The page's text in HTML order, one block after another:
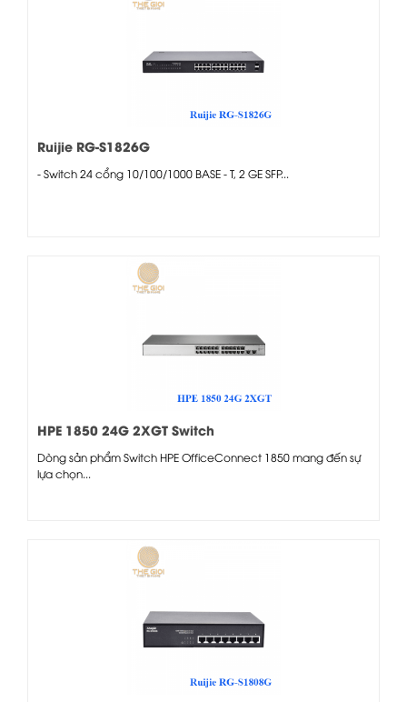
Ruijie RG-S1826G
- Switch 24 cổng 10/100/1000 BASE - T, 2 GE SFP...
HPE 1850 24G 2XGT Switch
Dòng sản phẩm Switch HPE OfficeConnect 1850 mang đến sự
lựa chọn...